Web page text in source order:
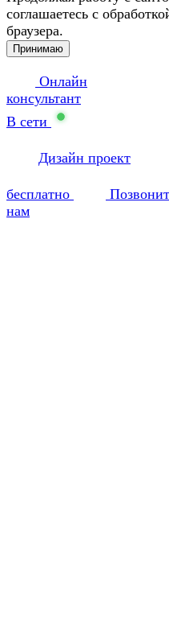
соглашаетесь с
браузера.
Принимаю
Онлайн
консультант
В сети
Дизайн проект
бесплатно
нам